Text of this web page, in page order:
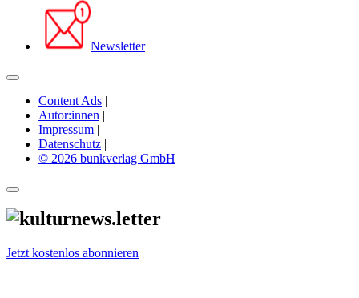
Newsletter
Content Ads |
Autor:innen |
Impressum |
Datenschutz |
© 2026 bunkverlag GmbH
Jetzt kostenlos abonnieren